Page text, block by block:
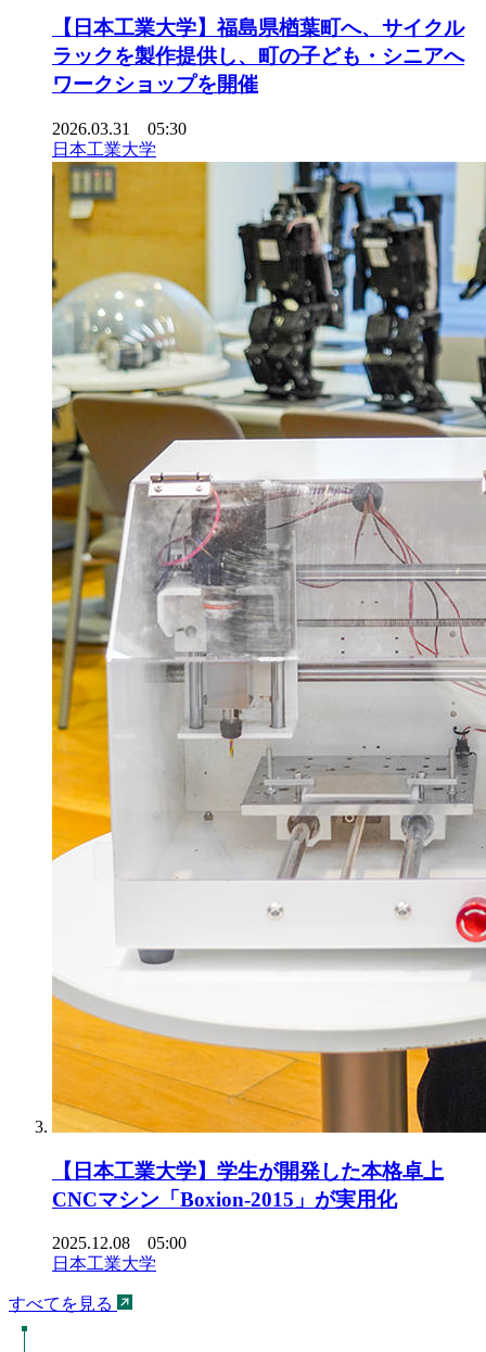
【日本工業大学】福島県楢葉町へ、サイクル
ラックを製作提供し、町の子ども・シニアへ
ワークショップを開催
2026.03.31 05:30
日本工業大学
【日本工業大学】学生が開発した本格卓上
CNCマシン「Boxion-2015」が実用化
2025.12.08 05:00
日本工業大学
すべてを見る